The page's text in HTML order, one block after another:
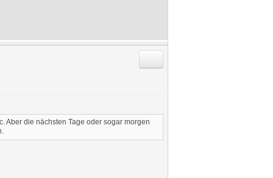
Aber die nächsten Tage oder sogar morgen